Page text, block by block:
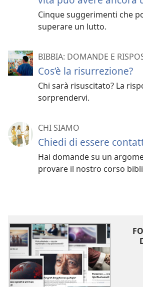
Cinque suggerimenti che
superare un lutto.
BIBBIA: DOMANDE E
Cos’è la risurrezione?
Chi sarà risuscitato? La
sorprendervi.
CHI SIAMO
Chiedi di essere
Hai domande su un
provare il nostro corso